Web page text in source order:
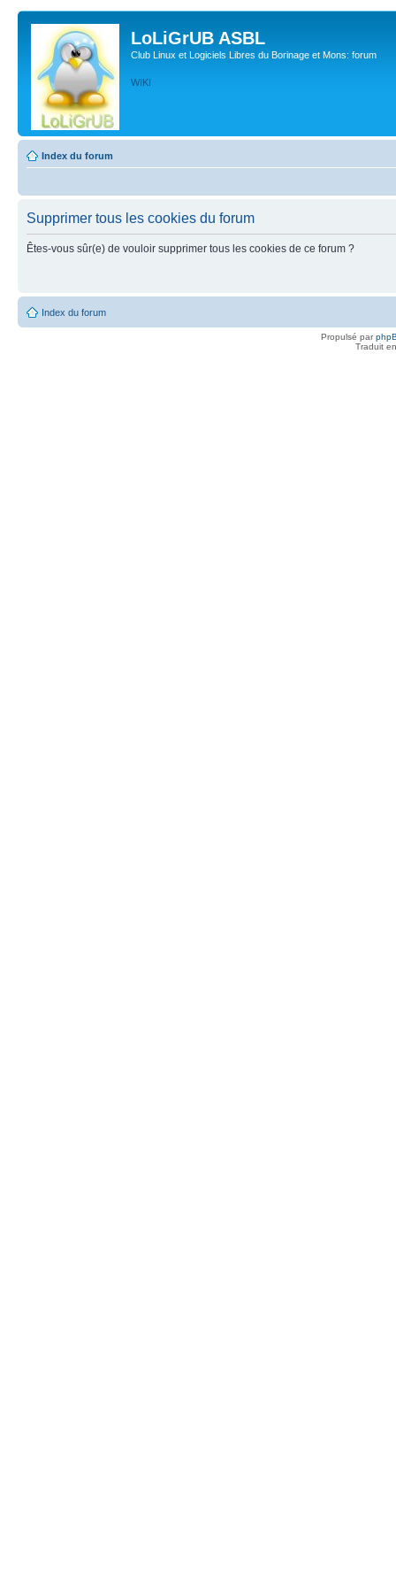
LoLiGrUB ASBL
Club Linux et Logiciels Libres du Borinage et Mons: forum
WIKI
Index du forum
Supprimer tous les cookies du forum
Êtes-vous sûr(e) de vouloir supprimer tous les cookies de ce forum ?
Index du forum
Propulsé par
Traduit